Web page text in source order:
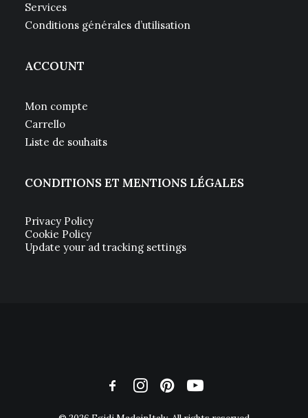
Services
Conditions générales d’utilisation
ACCOUNT
Mon compte
Carrello
Liste de souhaits
CONDITIONS ET MENTIONS LÉGALES
Privacy Policy
Cookie Policy
Update your ad tracking settings